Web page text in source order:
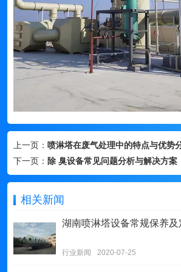
上一页： 喷淋塔在废气处理中的特点与优势
下一页： 除 臭设备常见问题分析与解决方案
相关新闻
湖南喷淋塔设备常规保养
行业新闻 2020-07-25